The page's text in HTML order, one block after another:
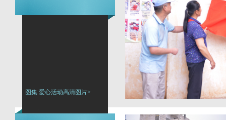
图集 爱心活动高清图片>